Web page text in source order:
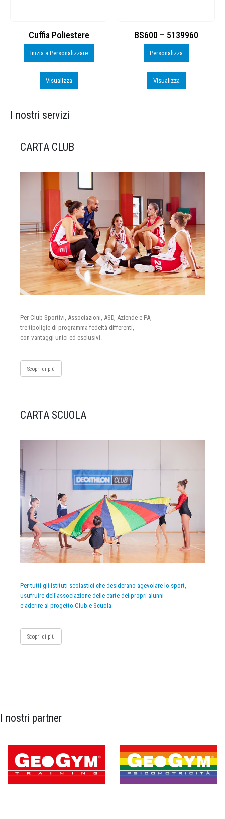
Cuffia Poliestere
Inizia a Personalizzare
Visualizza
BS600 – 5139960
Personalizza
Visualizza
I nostri servizi
CARTA CLUB
Per Club Sportivi, Associazioni, ASD, Aziende e PA,
tre tipoligie di programma fedeltà differenti,
con vantaggi unici ed esclusivi.
Scopri di più
CARTA SCUOLA
Per tutti gli istituti scolastici che desiderano agevolare lo sport,
usufruire dell’associazione delle carte dei propri alunni
e aderire al progetto Club e Scuola
Scopri di più
I nostri partner